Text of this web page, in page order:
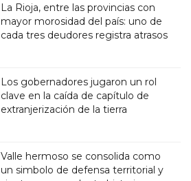
La Rioja, entre las provincias con
mayor morosidad del país: uno de
cada tres deudores registra atrasos
Los gobernadores jugaron un rol
clave en la caída de capítulo de
extranjerización de la tierra
Valle hermoso se consolida como
un simbolo de defensa territorial y